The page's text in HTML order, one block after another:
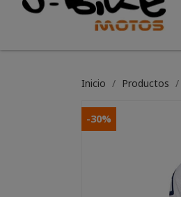
Inicio Productos
-30%